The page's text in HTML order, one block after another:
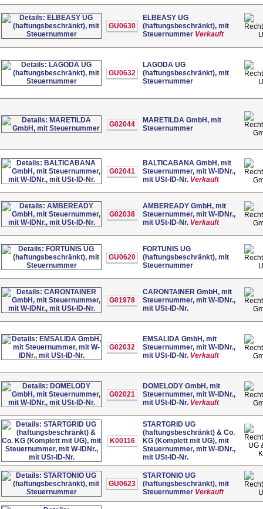
GU0630
ELBEASY UG
(haftungsbeschränkt), mit
Steuernummer Verkauft
GU0632
LAGODA UG
(haftungsbeschränkt), mit
Steuernummer
G02044
MARETILDA GmbH, mit
Steuernummer
G02041
BALTICABANA GmbH, mit
Steuernummer, mit W-IDNr.,
mit USt-ID-Nr. Verkauft
G02038
AMBEREADY GmbH, mit
Steuernummer, mit W-IDNr.,
mit USt-ID-Nr. Verkauft
GU0620
FORTUNIS UG
(haftungsbeschränkt), mit
Steuernummer
G01978
CARONTAINER GmbH, mit
Steuernummer, mit W-IDNr.,
mit USt-ID-Nr.
G02032
EMSALIDA GmbH, mit
Steuernummer, mit W-IDNr.,
mit USt-ID-Nr. Verkauft
G02021
DOMELODY GmbH, mit
Steuernummer, mit W-IDNr.,
mit USt-ID-Nr. Verkauft
K00116
STARTGRID UG
(haftungsbeschränkt) & Co.
KG (Komplett mit UG), mit
Steuernummer, mit W-IDNr.,
mit USt-ID-Nr.
UG
GU0623
STARTONIO UG
(haftungsbeschränkt), mit
Steuernummer Verkauft